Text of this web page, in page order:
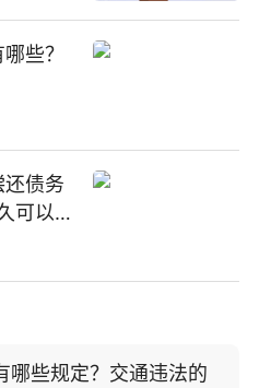
些？
债务
可以
哪些规定？交通违法的